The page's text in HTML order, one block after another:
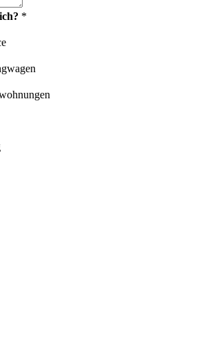
*